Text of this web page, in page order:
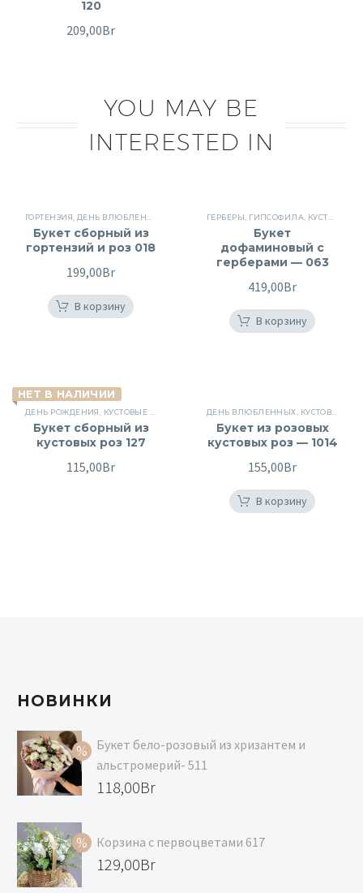
120
209,00Br
YOU MAY BE
INTERESTED IN
ГОРТЕНЗИЯ ДЕНЬ ВЛЮБЛЕННЫХ КУСТОВЫЕ РОЗЫ, ПОВОД,РОЗЫ, СБОРНЫЕ
Букет сборный из
гортензий и роз 018
199,00Br
В корзину
ГЕРБЕРЫ ГИПСОФИЛА КУСТОВЫЕ РОЗЫ
Букет
дофаминовый с
герберами — 063
419,00Br
В корзину
НЕТ В НАЛИЧИИ
ДЕНЬ РОЖДЕНИЯ КУСТОВЫЕ РОЗЫ ЦВЕТЫ,ЦВЕТЫ ДЛЯ ЖЕНЩИН
Букет сборный из
кустовых роз 127
115,00Br
ДЕНЬ ВЛЮБЛЕННЫХ КУСТОВЫЕ РОЗЫ
Букет из розовых
кустовых роз — 1014
155,00Br
В корзину
НОВИНКИ
Букет бело-розовый из хризантем и
альстромерий- 511
Первоначальная
составляла
129,00Br.
118,00Br
цена:
118,00Br.
Корзина с первоцветами 617
Первоначальная
129,00Br